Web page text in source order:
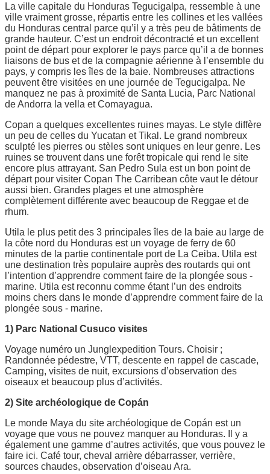
La ville capitale du Honduras Tegucigalpa, ressemble à une
ville vraiment grosse, répartis entre les collines et les vallées
du Honduras central parce qu’il y a très peu de bâtiments de
grande hauteur. C’est un endroit décontracté et un excellent
point de départ pour explorer le pays parce qu’il a de bonnes
liaisons de bus et de la compagnie aérienne à l’ensemble du
pays, y compris les îles de la baie. Nombreuses attractions
peuvent être visitées en une journée de Tegucigalpa. Ne
manquez ne pas à proximité de Santa Lucia, Parc National
de Andorra la vella et Comayagua.
Copan a quelques excellentes ruines mayas. Le style diffère
un peu de celles du Yucatan et Tikal. Le grand nombreux
sculpté les pierres ou stèles sont uniques en leur genre. Les
ruines se trouvent dans une forêt tropicale qui rend le site
encore plus attrayant. San Pedro Sula est un bon point de
départ pour visiter Copan The Carribean côte vaut le détour
aussi bien. Grandes plages et une atmosphère
complètement différente avec beaucoup de Reggae et de
rhum.
Utila le plus petit des 3 principales îles de la baie au large de
la côte nord du Honduras est un voyage de ferry de 60
minutes de la partie continentale port de La Ceiba. Utila est
une destination très populaire auprès des routards qui ont
l’intention d’apprendre comment faire de la plongée sous -
marine. Utila est reconnu comme étant l’un des endroits
moins chers dans le monde d’apprendre comment faire de la
plongée sous - marine.
1) Parc National Cusuco visites
Voyage numéro un Junglexpedition Tours. Choisir ;
Randonnée pédestre, VTT, descente en rappel de cascade,
Camping, visites de nuit, excursions d’observation des
oiseaux et beaucoup plus d’activités.
2) Site archéologique de Copán
Le monde Maya du site archéologique de Copán est un
voyage que vous ne pouvez manquer au Honduras. Il y a
également une gamme d’autres activités, que vous pouvez le
faire ici. Café tour, cheval arrière débarrasser, verrière,
sources chaudes, observation d’oiseau Ara.